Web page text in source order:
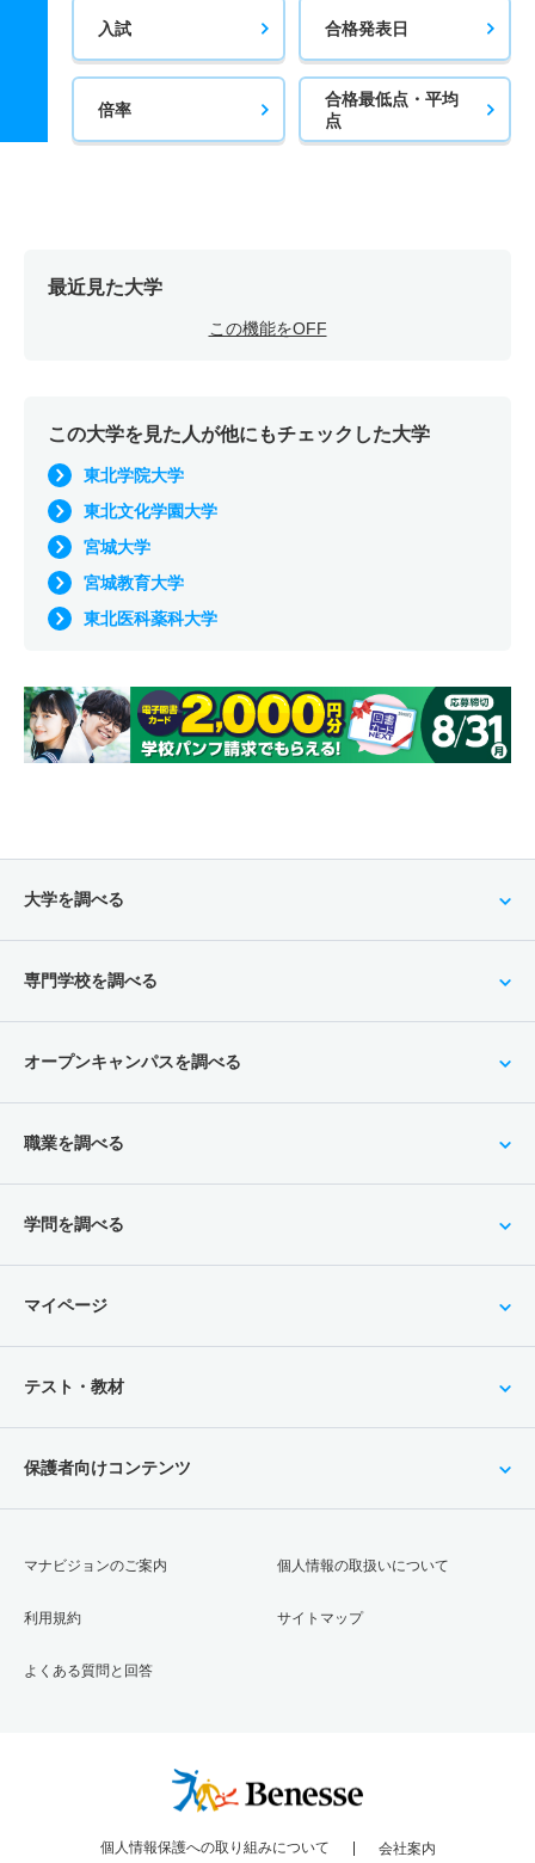
入試 合格発表日
倍率
合格最低点・平均
点
最近見た大学
この機能をOFF
この大学を見た人が他にもチェックした大学
東北学院大学
東北文化学園大学
宮城大学
宮城教育大学
東北医科薬科大学
大学を調べる
専門学校を調べる
オープンキャンパスを調べる
職業を調べる
学問を調べる
マイページ
テスト・教材
保護者向けコンテンツ
マナビジョンのご案内
利用規約
よくある質問と回答
個人情報の取扱いについて
サイトマップ
個人情報保護への取り組みについて 会社案内